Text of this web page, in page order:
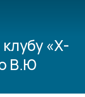
«X-
В.Ю